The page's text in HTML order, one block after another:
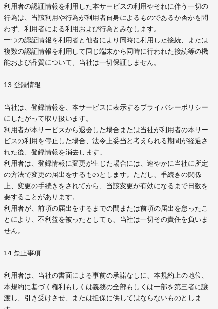
利用者の認証情報を利用した本サービスの利用やそれに伴う一切の
行為は、当該利用や行為が利用者自身によるものであるか否かを問
わず、利用者による利用および行為とみなします。
一つの認証情報を利用者と他者により同時に利用した接続、または
複数の認証情報を利用して同じ端末から同時に行われた接続等の機
能および品質について、当社は一切保証しません。
13.登録情報
当社は、登録情報を、本サービスに表示するプライバシーポリシー
にしたがって取り扱います。
利用者が本サービスから退会した場合または当社が利用者の本サー
ビスの利用を停止した場合、法令上妥当と考えられる期間が経過さ
れた後、登録情報を消去します。
利用者は、登録情報に変更が生じた場合には、速やかに当社に所定
の方法で変更の届出をするものとします。ただし、手続きの関係
上、変更の手続きをされてから、当該変更が有効になるまで日数を
要することがあります。
利用者が、前項の届出をするまでの間または前項の届出を怠ったこ
とにより、不利益を被ったとしても、当社は一切その責任を負いま
せん。
14.禁止事項
利用者は、当社の書面による事前の承諾なしに、本規約上の地位、
本規約に基づく権利もしくは義務の全部もしくは一部を第三者に譲
渡し、引き受けさせ、または担保に供してはならないものとしま